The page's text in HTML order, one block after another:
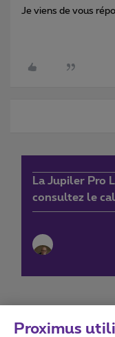
Je viens de vous
La Jupiler Pro
consultez le
Proximus